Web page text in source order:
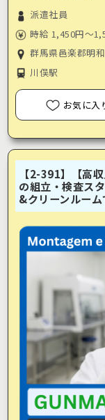
派遣社員
時給 1,450円～
群馬県邑楽郡明
川俣駅
お気に入
【2-391】【高
の組立・検査ス
&クリーンルー